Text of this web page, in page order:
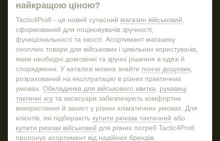
Купити прапор
Жетони для військових
Тактичні берці купити
Бойова сорочка купити
Купити військову футболку
Барсетка сумка
Спорядження зсу
Тактичні пояса
Тактичні пояси
Військовий тактичний рюкзак
найкращою ціною?
Tactic4Profi - це новий сучасний магазин військовий
сформований для поціновувачів зручності,
функціональності та якості. Асортимент магазину
охоплює товари для військових і цивільних користувачів,
яким необхідні довговічні та зручні рішення в одязі й
спорядженні. У каталозі можна знайти пончо дощовик
розрахований на експлуатацію в різних практичних
умовах. Обкладинка для військового квитка
рукавиці
тактичні зсу та аксесуари забезпечують комфортне
використання й захист у різних кліматичних умовах. Для
клієнтів, які підбирають купити рюкзак тактичний або
купити рюкзак військовий для різних потреб Tactic4Profi
пропонує асортимент від надійних брендів.